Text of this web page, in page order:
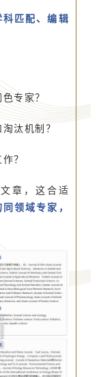
匹配、编辑
专家？
汰机制？
？
章，这合适
领域专家，